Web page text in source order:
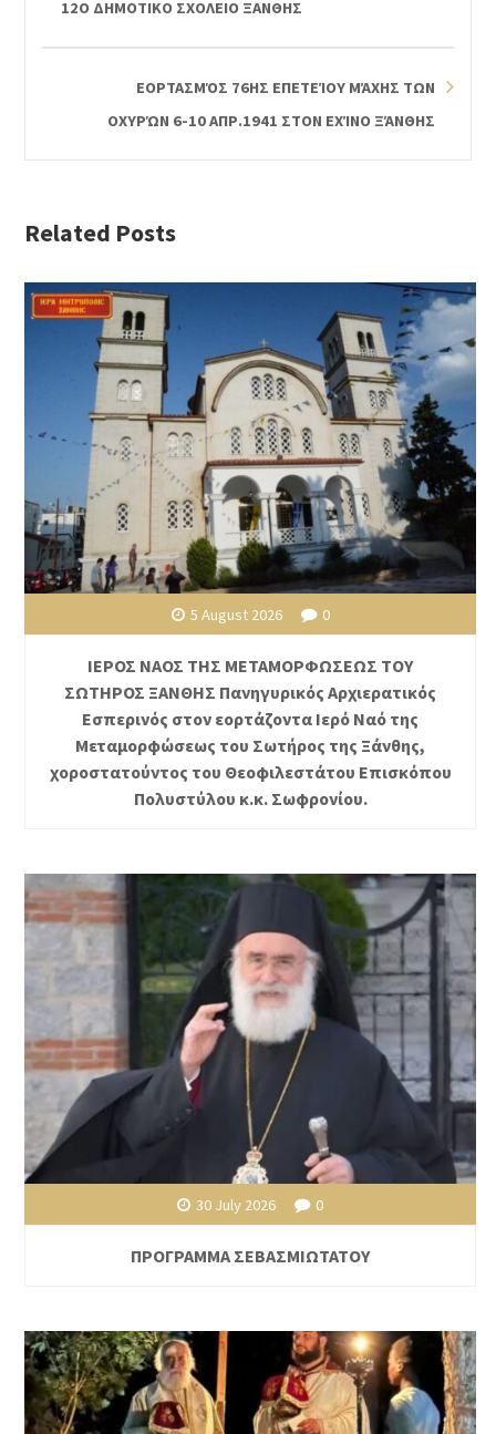
12Ο ΔΗΜΟΤΙΚΟ ΣΧΟΛΕΙΟ ΞΑΝΘΗΣ
ΕΟΡΤΑΣΜΌΣ 76ΗΣ ΕΠΕΤΕΊΟΥ ΜΆΧΗΣ ΤΩΝ
ΟΧΥΡΏΝ 6-10 ΑΠΡ.1941 ΣΤΟΝ ΕΧΊΝΟ ΞΆΝΘΗΣ
Related Posts
5 August 2026 0
ΙΕΡΟΣ ΝΑΟΣ ΤΗΣ ΜΕΤΑΜΟΡΦΩΣΕΩΣ ΤΟΥ
ΣΩΤΗΡΟΣ ΞΑΝΘΗΣ Πανηγυρικός Αρχιερατικός
Εσπερινός στον εορτάζοντα Ιερό Ναό της
Μεταμορφώσεως του Σωτήρος της Ξάνθης,
χοροστατούντος του Θεοφιλεστάτου Επισκόπου
Πολυστύλου κ.κ. Σωφρονίου.
30 July 2026 0
ΠΡΟΓΡΑΜΜΑ ΣΕΒΑΣΜΙΩΤΑΤΟΥ